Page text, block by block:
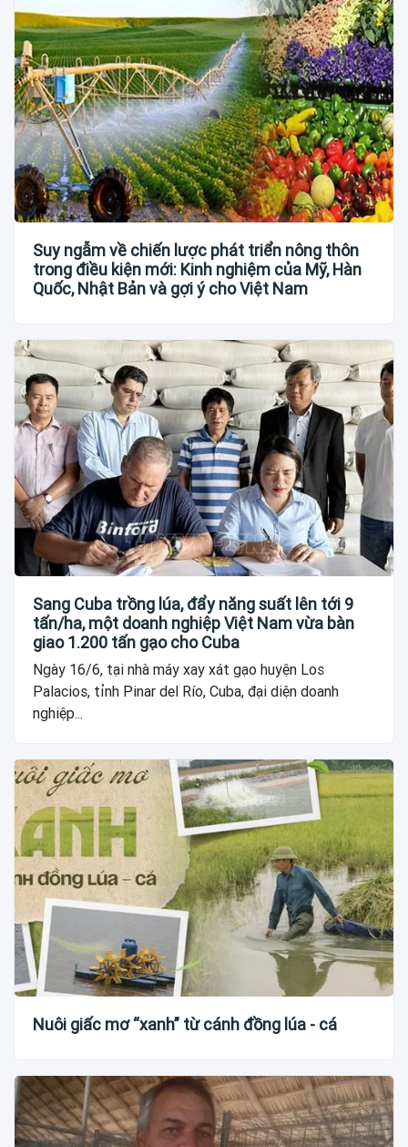
Suy ngẫm về chiến lược phát triển nông thôn
trong điều kiện mới: Kinh nghiệm của Mỹ, Hàn
Quốc, Nhật Bản và gợi ý cho Việt Nam
Sang Cuba trồng lúa, đẩy năng suất lên tới 9
tấn/ha, một doanh nghiệp Việt Nam vừa bàn
giao 1.200 tấn gạo cho Cuba
Ngày 16/6, tại nhà máy xay xát gạo huyện Los
Palacios, tỉnh Pinar del Río, Cuba, đại diện doanh
nghiệp...
Nuôi giấc mơ “xanh” từ cánh đồng lúa - cá